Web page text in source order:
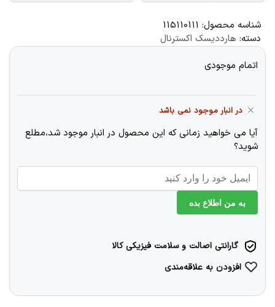
شناسه محصول: 115110111
دسته: هارددیسک اکسترنال
اتمام موجودی
در انبار موجود نمی باشد
آیا می خواهید زمانی که این محصول در انبار موجود شد،مطلع
شوید؟
به من اطلاع بده
گارانتی اصالت و سلامت فیزیکی کالا
افزودن به علاقه‌مندی